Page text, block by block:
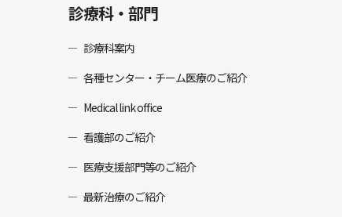
診療科・部門
診療科案内
各種センター・チーム医療のご紹介
Medical link office
看護部のご紹介
医療支援部門等のご紹介
最新治療のご紹介